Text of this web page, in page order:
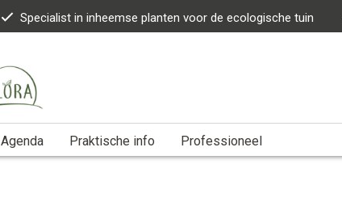
Specialist in inheemse planten voor de ecologische tuin
Agenda Praktische info Professioneel